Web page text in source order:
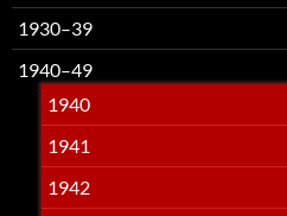
1930–39
1940–49
1940
1941
1942